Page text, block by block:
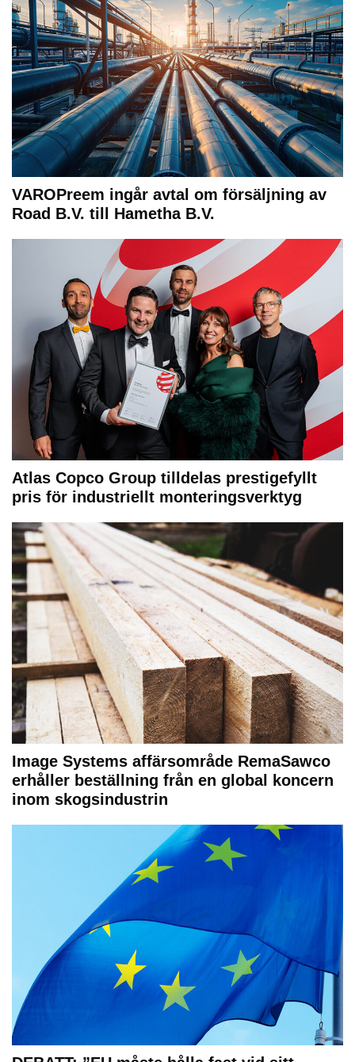
VAROPreem ingår avtal om försäljning av
Road B.V. till Hametha B.V.
Atlas Copco Group tilldelas prestigefyllt
pris för industriellt monteringsverktyg
Image Systems affärsområde RemaSawco
erhåller beställning från en global koncern
inom skogsindustrin